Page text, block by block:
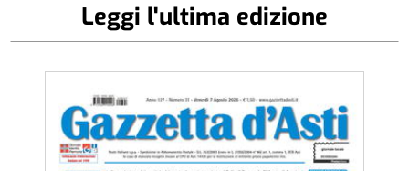
Leggi l'ultima edizione